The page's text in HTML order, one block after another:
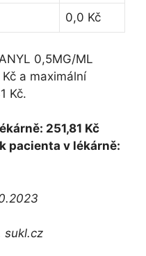
0,0 Kč
0,5MG/ML
Kč a maximální
Kč.
251,81 Kč
pacienta v lékárně:
sukl.cz